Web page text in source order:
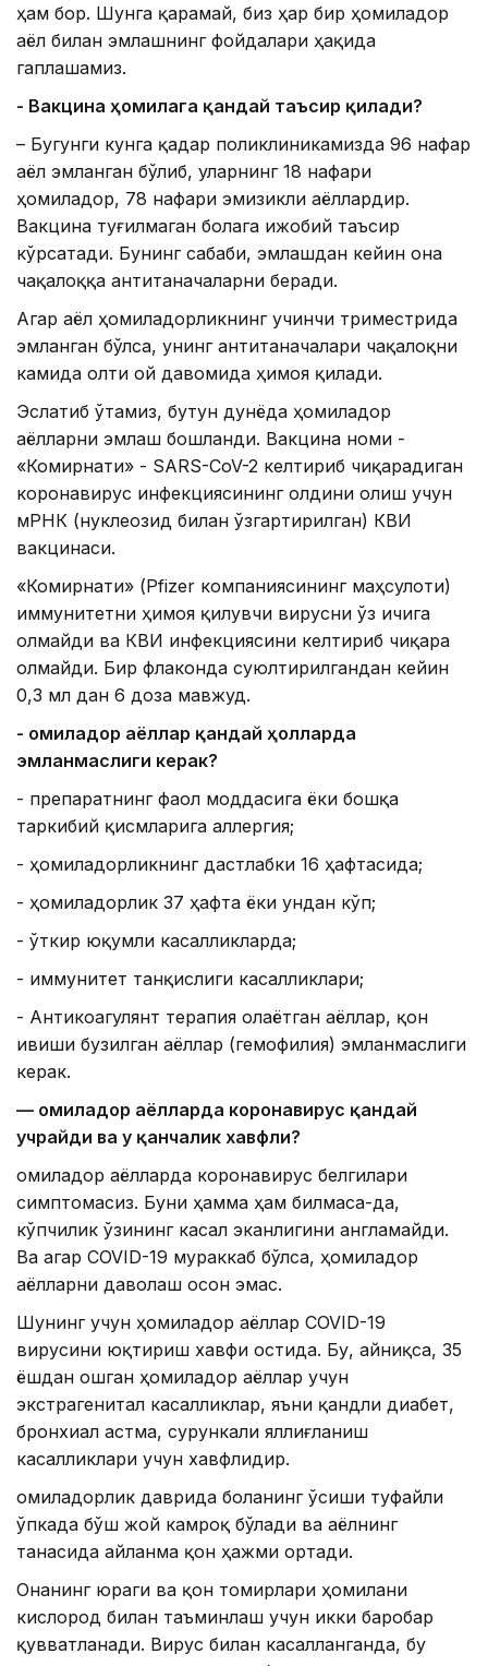
ҳам бор. Шунга қарамай, биз ҳар бир ҳомиладор
аёл билан эмлашнинг фойдалари ҳақида
гаплашамиз.
- Вакцина ҳомилага қандай таъсир қилади?
– Бугунги кунга қадар поликлиникамизда 96 нафар
аёл эмланган бўлиб, уларнинг 18 нафари
ҳомиладор, 78 нафари эмизикли аёллардир.
Вакцина туғилмаган болага ижобий таъсир
кўрсатади. Бунинг сабаби, эмлашдан кейин она
чақалоққа антитаначаларни беради.
Агар аёл ҳомиладорликнинг учинчи триместрида
эмланган бўлса, унинг антитаначалари чақалоқни
камида олти ой давомида ҳимоя қилади.
Эслатиб ўтамиз, бутун дунёда ҳомиладор
аёлларни эмлаш бошланди. Вакцина номи -
«Комирнати» - SARS-CoV-2 келтириб чиқарадиган
коронавирус инфекциясининг олдини олиш учун
мРНК (нуклеозид билан ўзгартирилган) КВИ
вакцинаси.
«Комирнати» (Pfizer компаниясининг маҳсулоти)
иммунитетни ҳимоя қилувчи вирусни ўз ичига
олмайди ва КВИ инфекциясини келтириб чиқара
олмайди. Бир флаконда суюлтирилгандан кейин
0,3 мл дан 6 доза мавжуд.
- Ҳомиладор аёллар қандай ҳолларда
эмланмаслиги керак?
- препаратнинг фаол моддасига ёки бошқа
таркибий қисмларига аллергия;
- ҳомиладорликнинг дастлабки 16 ҳафтасида;
- ҳомиладорлик 37 ҳафта ёки ундан кўп;
- ўткир юқумли касалликларда;
- иммунитет танқислиги касалликлари;
- Антикоагулянт терапия олаётган аёллар, қон
ивиши бузилган аёллар (гемофилия) эмланмаслиги
керак.
— Ҳомиладор аёлларда коронавирус қандай
учрайди ва у қанчалик хавфли?
Ҳомиладор аёлларда коронавирус белгилари
симптомасиз. Буни ҳамма ҳам билмаса-да,
кўпчилик ўзининг касал эканлигини англамайди.
Ва агар COVID-19 мураккаб бўлса, ҳомиладор
аёлларни даволаш осон эмас.
Шунинг учун ҳомиладор аёллар COVID-19
вирусини юқтириш хавфи остида. Бу, айниқса, 35
ёшдан ошган ҳомиладор аёллар учун
экстрагенитал касалликлар, яъни қандли диабет,
бронхиал астма, сурункали яллиғланиш
касалликлари учун хавфлидир.
Ҳомиладорлик даврида боланинг ўсиши туфайли
ўпкада бўш жой камроқ бўлади ва аёлнинг
танасида айланма қон ҳажми ортади.
Онанинг юраги ва қон томирлари ҳомилани
кислород билан таъминлаш учун икки баробар
қувватланади. Вирус билан касалланганда, бу